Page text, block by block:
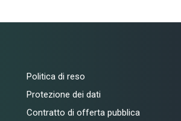
Politica di reso
Protezione dei dati
Contratto di offerta pubblica